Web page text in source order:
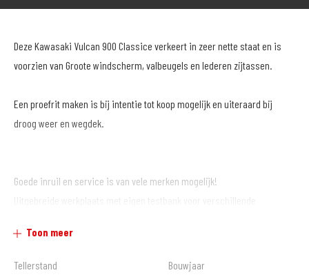
Deze Kawasaki Vulcan 900 Classice verkeert in zeer nette staat en is
voorzien van Groote windscherm, valbeugels en lederen zijtassen.
Een proefrit maken is bij intentie tot koop mogelijk en uiteraard bij
droog weer en wegdek.
Goede inruil en service is van vele merken mogelijk!
Toon meer
Tellerstand
Bouwjaar